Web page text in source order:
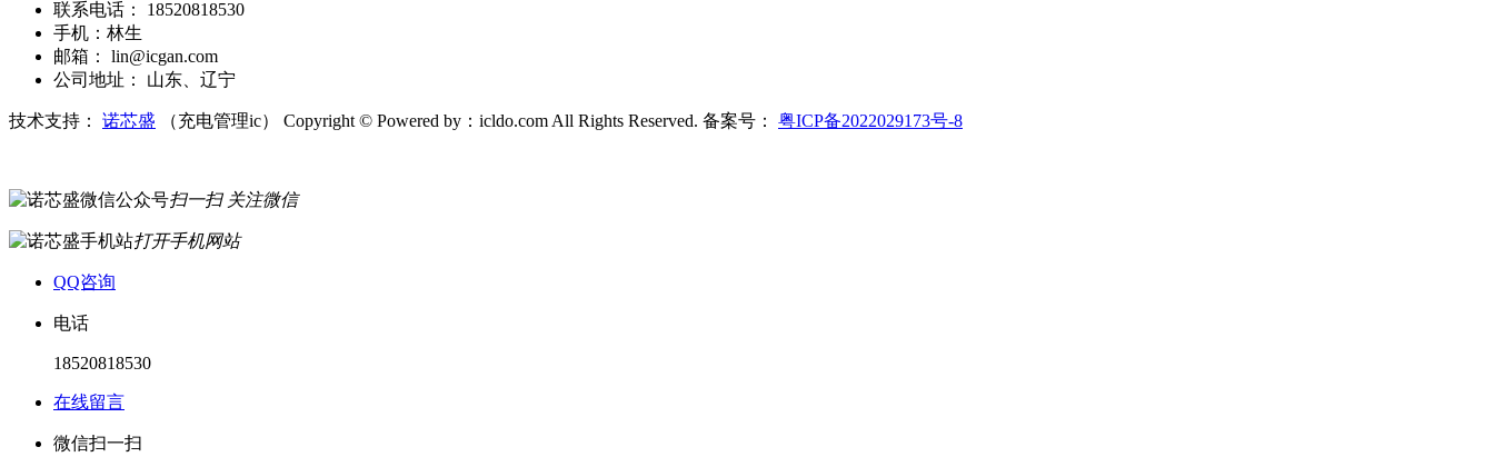
联系电话： 18520818530
手机：林生
邮箱： lin@icgan.com
公司地址： 山东、辽宁
技术支持： 诺芯盛 （充电管理ic） Copyright © Powered by：icldo.com All Rights Reserved. 备案号： 粤ICP备2022029173号-8
扫一扫 关注微信
打开手机网站
QQ咨询
电话
18520818530
在线留言
微信扫一扫